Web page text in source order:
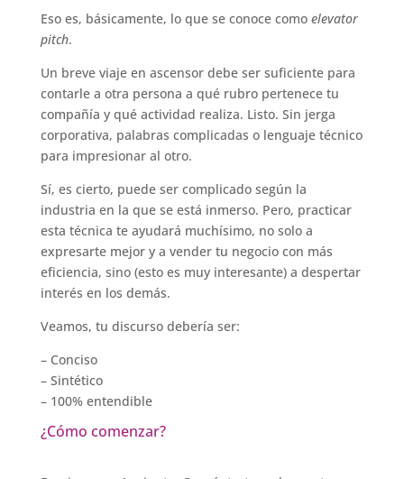
Eso es, básicamente, lo que se conoce como elevator
pitch.
Un breve viaje en ascensor debe ser suficiente para
contarle a otra persona a qué rubro pertenece tu
compañía y qué actividad realiza. Listo. Sin jerga
corporativa, palabras complicadas o lenguaje técnico
para impresionar al otro.
Sí, es cierto, puede ser complicado según la
industria en la que se está inmerso. Pero, practicar
esta técnica te ayudará muchísimo, no solo a
expresarte mejor y a vender tu negocio con más
eficiencia, sino (esto es muy interesante) a despertar
interés en los demás.
Veamos, tu discurso debería ser:
– Conciso
– Sintético
– 100% entendible
¿Cómo comenzar?